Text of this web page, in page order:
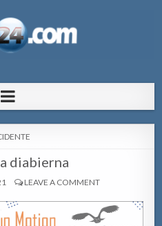
diabierna
LEAVE A COMMENT